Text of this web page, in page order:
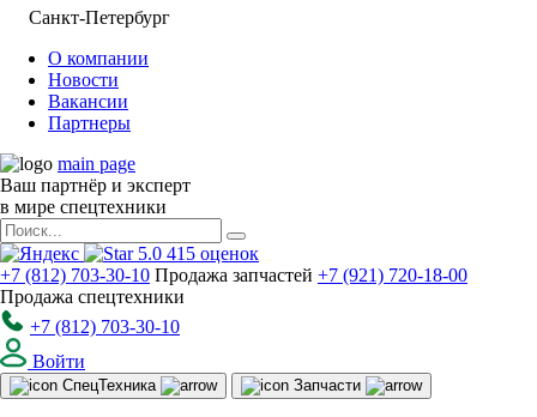
Санкт-Петербург
О компании
Новости
Вакансии
Партнеры
main page
Ваш партнёр и эксперт
в мире спецтехники
5.0 415 оценок
+7 (812) 703-30-10 Продажа запчастей +7 (921) 720-18-00
Продажа спецтехники
+7 (812) 703-30-10
Войти
СпецТехника Запчасти